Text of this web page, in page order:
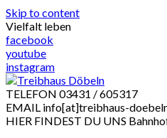
Skip to content
Vielfalt leben
facebook
youtube
instagram
TELEFON 03431 / 605317
EMAIL info[at]treibhaus-
HIER FINDEST DU UNS